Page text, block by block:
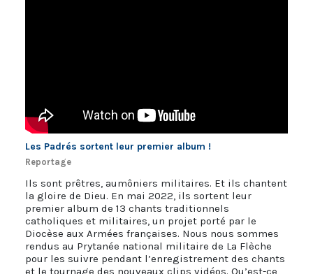
Les Padrés sortent leur premier album !
Reportage
Ils sont prêtres, aumôniers militaires. Et ils chantent
la gloire de Dieu. En mai 2022, ils sortent leur
premier album de 13 chants traditionnels
catholiques et militaires, un projet porté par le
Diocèse aux Armées françaises. Nous nous sommes
rendus au Prytanée national militaire de La Flèche
pour les suivre pendant l’enregistrement des chants
et le tournage des nouveaux clips vidéos. Qu’est-ce